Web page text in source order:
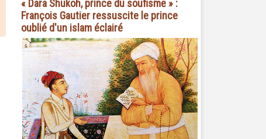
« Dara Shukoh, prince du soufisme » :
François Gautier ressuscite le prince
oublié d'un islam éclairé